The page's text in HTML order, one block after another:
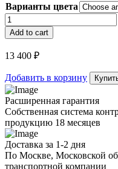
Варианты цвета
Торшер
Milan
Marble
quantity
Add to cart
13 400 ₽
Добавить в корзину
Расширенная гарантия
Собственная система
продукцию 18 месяцев
Доставка за 1-2 дня
По Москве, Московской
транспортной компании